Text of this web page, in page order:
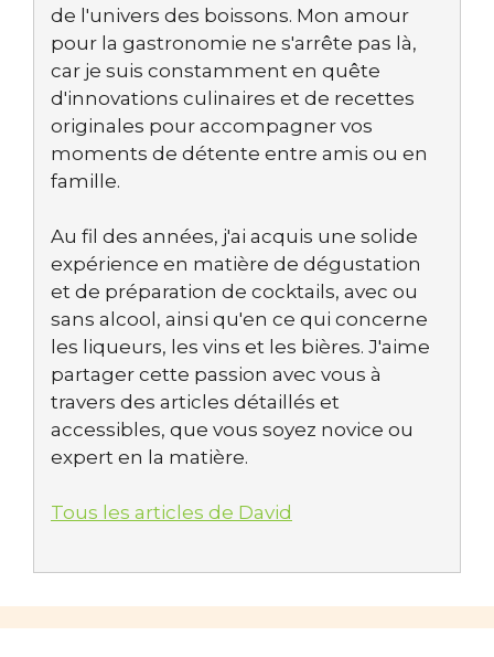
de l'univers des boissons. Mon amour
pour la gastronomie ne s'arrête pas là,
car je suis constamment en quête
d'innovations culinaires et de recettes
originales pour accompagner vos
moments de détente entre amis ou en
famille.
Au fil des années, j'ai acquis une solide
expérience en matière de dégustation
et de préparation de cocktails, avec ou
sans alcool, ainsi qu'en ce qui concerne
les liqueurs, les vins et les bières. J'aime
partager cette passion avec vous à
travers des articles détaillés et
accessibles, que vous soyez novice ou
expert en la matière.
Tous les articles de David